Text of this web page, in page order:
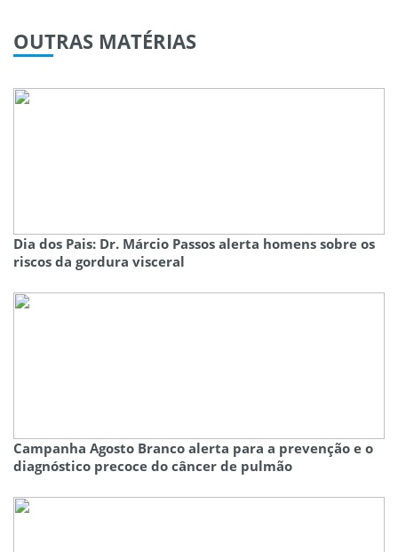
OUTRAS MATÉRIAS
Dia dos Pais: Dr. Márcio Passos alerta homens sobre os
riscos da gordura visceral
Campanha Agosto Branco alerta para a prevenção e o
diagnóstico precoce do câncer de pulmão